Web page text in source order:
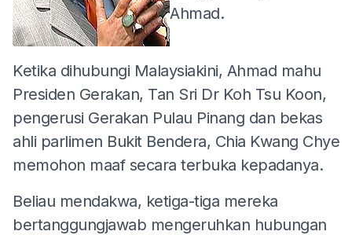
Ahmad.
Ketika dihubungi Malaysiakini, Ahmad mahu
Presiden Gerakan, Tan Sri Dr Koh Tsu Koon,
pengerusi Gerakan Pulau Pinang dan bekas
ahli parlimen Bukit Bendera, Chia Kwang Chye
memohon maaf secara terbuka kepadanya.
Beliau mendakwa, ketiga-tiga mereka
bertanggungjawab mengeruhkan hubungan